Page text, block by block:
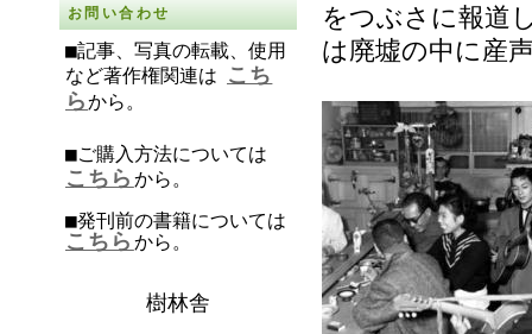
お問い合わせ
■記事、写真の転載、使用
など著作権関連は こち
らから。
■ご購入方法については
こちら から。
■発刊前の書籍については
こちら から。
樹林舎
をつぶさに報道
は廃墟の中に産